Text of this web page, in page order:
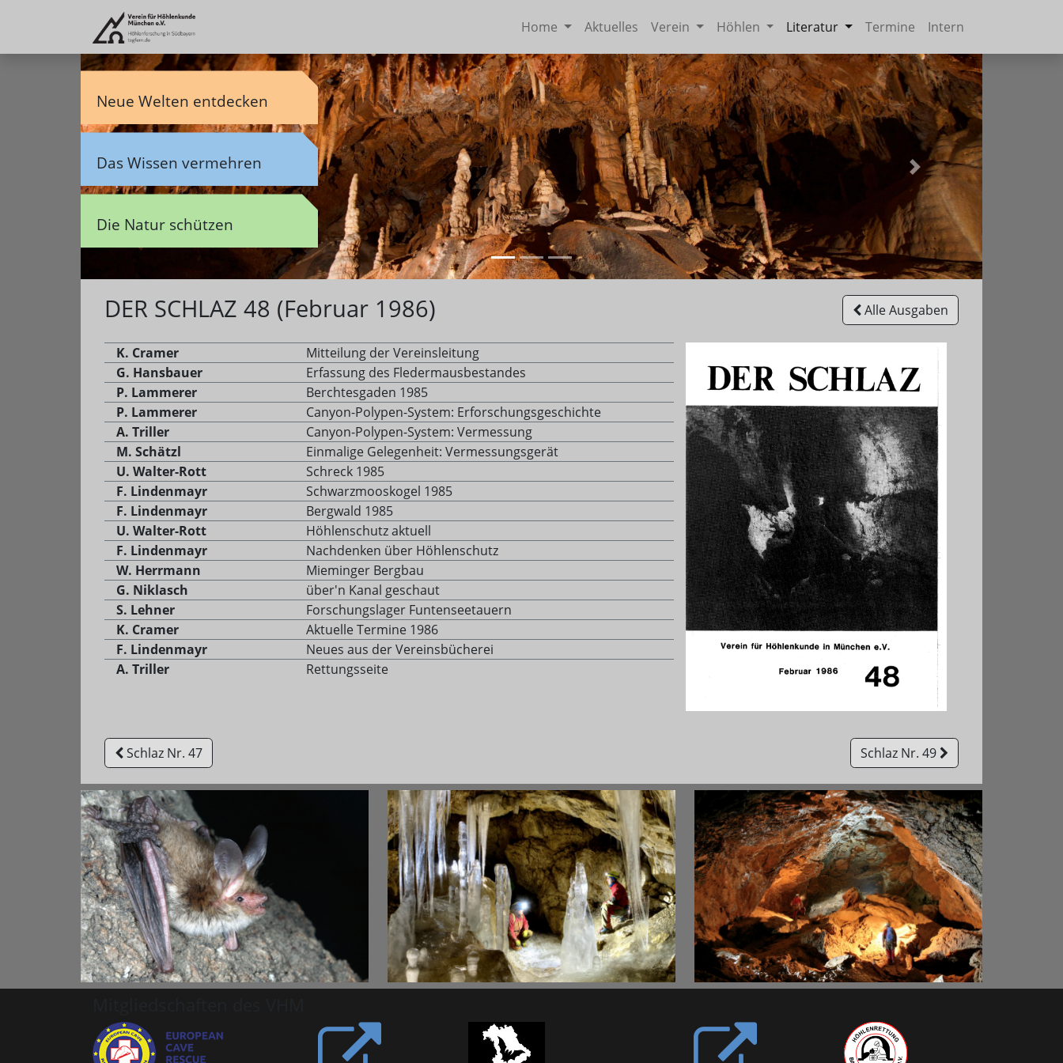
Home Aktuelles Verein Höhlen Literatur Termine Intern
Neue Welten entdecken
Das Wissen vermehren
Die Natur schützen
Weiter
DER SCHLAZ 48 (Februar 1986) Alle Ausgaben
K. Cramer
Mitteilung der Vereinsleitung
G. Hansbauer
Erfassung des Fledermausbestandes
P. Lammerer
Berchtesgaden 1985
P. Lammerer
Canyon-Polypen-System: Erforschungsgeschichte
A. Triller
Canyon-Polypen-System: Vermessung
M. Schätzl
Einmalige Gelegenheit: Vermessungsgerät
U. Walter-Rott
Schreck 1985
F. Lindenmayr
Schwarzmooskogel 1985
F. Lindenmayr
Bergwald 1985
U. Walter-Rott
Höhlenschutz aktuell
F. Lindenmayr
Nachdenken über Höhlenschutz
W. Herrmann
Mieminger Bergbau
G. Niklasch
über'n Kanal geschaut
S. Lehner
Forschungslager Funtenseetauern
K. Cramer
Aktuelle Termine 1986
F. Lindenmayr
Neues aus der Vereinsbücherei
A. Triller
Rettungsseite
Schlaz Nr. 47 Schlaz Nr. 49